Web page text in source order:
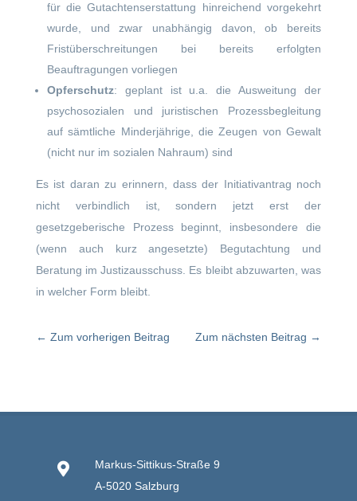
für die Gutachtenserstattung hinreichend vorgekehrt
wurde, und zwar unabhängig davon, ob bereits
Fristüberschreitungen bei bereits erfolgten
Beauftragungen vorliegen
Opferschutz: geplant ist u.a. die Ausweitung der
psychosozialen und juristischen Prozessbegleitung
auf sämtliche Minderjährige, die Zeugen von Gewalt
(nicht nur im sozialen Nahraum) sind
Es ist daran zu erinnern, dass der Initiativantrag noch
nicht verbindlich ist, sondern jetzt erst der
gesetzgeberische Prozess beginnt, insbesondere die
(wenn auch kurz angesetzte) Begutachtung und
Beratung im Justizausschuss. Es bleibt abzuwarten, was
in welcher Form bleibt.
← Zum vorherigen Beitrag Zum nächsten Beitrag →

Markus-Sittikus-Straße 9
A-5020 Salzburg